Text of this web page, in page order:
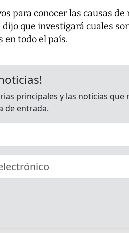
para conocer las causas de
que investigará cuales
en todo el país.